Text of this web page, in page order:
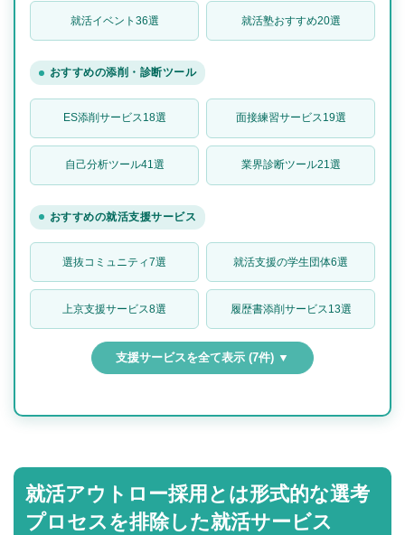
就活イベント36選 就活塾おすすめ20選
おすすめの添削・診断ツール
ES添削サービス18選 面接練習サービス19選
自己分析ツール41選 業界診断ツール21選
おすすめの就活支援サービス
選抜コミュニティ7選 就活支援の学生団体6選
上京支援サービス8選 履歴書添削サービス13選
支援サービスを全て表示 (7件) ▼
就活アウトロー採用とは形式的な選考
プロセスを排除した就活サービス